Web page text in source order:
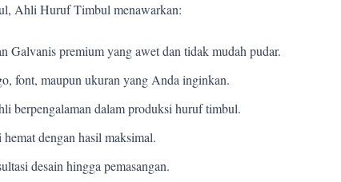
Ahli Huruf Timbul menawarkan:
Galvanis premium yang awet dan tidak mudah pudar.
font, maupun ukuran yang Anda inginkan.
berpengalaman dalam produksi huruf timbul.
dengan hasil maksimal.
desain hingga pemasangan.